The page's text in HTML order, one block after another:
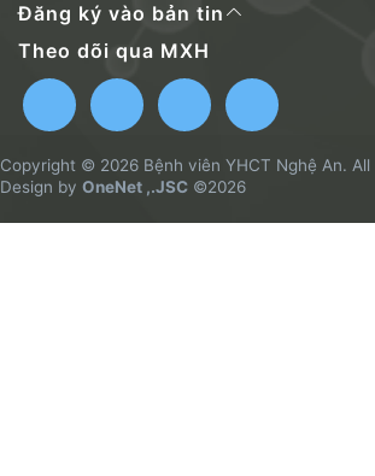
Đăng ký vào bản tin
Theo dõi qua MXH
Copyright © 2026 Bệnh viên YHCT Nghệ An. All
Design by OneNet ,.JSC ©2026